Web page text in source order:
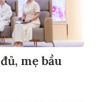
mẹ bầu